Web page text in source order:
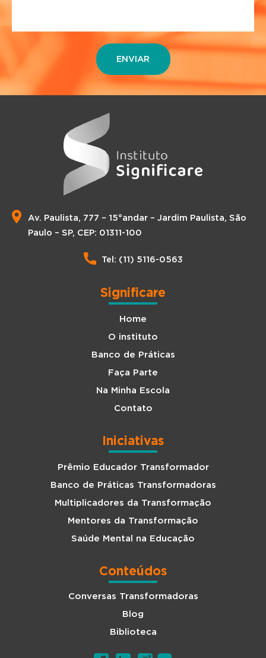
Av. Paulista, 777 – 15°andar – Jardim Paulista, São
Paulo – SP, CEP: 01311-100
Tel: (11) 5116-0563
Significare
Home
O instituto
Banco de Práticas
Faça Parte
Na Minha Escola
Contato
Iniciativas
Prêmio Educador Transformador
Banco de Práticas Transformadoras
Multiplicadores da Transformação
Mentores da Transformação
Saúde Mental na Educação
Conteúdos
Conversas Transformadoras
Blog
Biblioteca